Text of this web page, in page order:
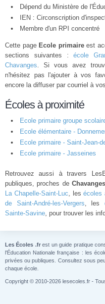
Dépend du Ministère de
IEN : Circonscription
Membre d'un RPI concentré
Cette page Ecole primaireest
sections suivantes :école
Chavanges. Si vous avez
n'hésitez pas l'ajouter à vos
encore la diffuser par courriel à
Écoles à proximité
Ecole primaire groupe
Ecole élémentaire -
Ecole primaire - Saint-Jean-
Ecole primaire - Jasseines
Retrouvez aussi à travers
publiques, proches de Chavanges
La Chapelle-Saint-Luc, lesécoles
de Saint-André-les-Vergers, les
Sainte-Savine, pour trouver les
Les Écoles .frest un guide pratique
l'Éducation Nationale française : les
privées ou publiques. Consultez sous
chaque école.
Copyright © 2010-2026 lesecoles.fr -